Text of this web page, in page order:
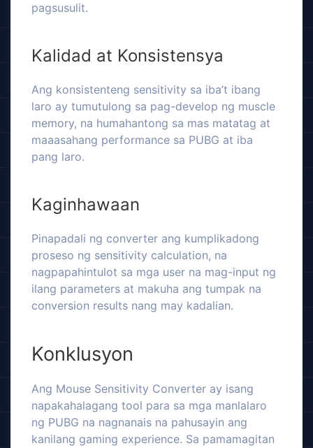
pagsusulit.
Kalidad at Konsistensya
Ang konsistenteng sensitivity sa iba’t ibang
laro ay tumutulong sa pag-develop ng muscle
memory, na humahantong sa mas matatag at
maaasahang performance sa PUBG at iba
pang laro.
Kaginhawaan
Pinapadali ng converter ang kumplikadong
proseso ng sensitivity calculation, na
nagpapahintulot sa mga user na mag-input ng
ilang parameters at makuha ang tumpak na
conversion results nang may kadalian.
Konklusyon
Ang Mouse Sensitivity Converter ay isang
napakahalagang tool para sa mga manlalaro
ng PUBG na nagnanais na pahusayin ang
kanilang gaming experience. Sa pamamagitan